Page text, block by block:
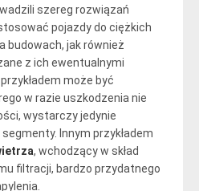
szereg rozwiązań
pojazdy do ciężkich
budowach, jak również
z ich ewentualnymi
może być
w razie uszkodzenia nie
wystarczy jedynie
Innym przykładem
, wchodzący w skład
filtracji, bardzo przydatnego